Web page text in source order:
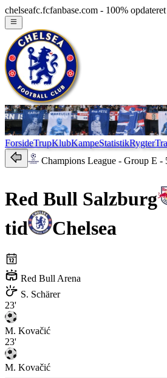
chelseafc.fcfanbase.com - 100% opdateret
ForsideTrupKlubKampeStatistikRygter
Champions League - Group E -
Red Bull Salzburg
tid
Chelsea
Red Bull Arena
S. Schärer
23'
M. Kovačić
23'
M. Kovačić